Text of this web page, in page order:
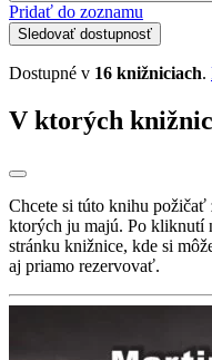
Pridať do zoznamu
Sledovať dostupnosť
Dostupné v 16 knižniciach.
V ktorých
Chcete si túto knihu
ktorých ju majú. Po kliknutí
stránku knižnice, kde si
aj priamo rezervovať.